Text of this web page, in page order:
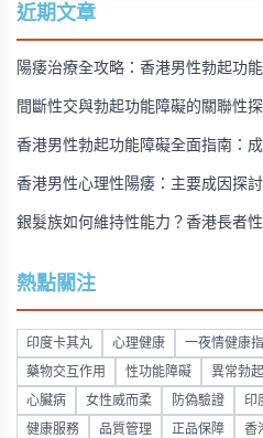
購買方法，並提供真實用戶經驗分
近期文章
陽痿治療全攻略：香港男性勃起功
間斷性交與勃起功能障礙的關聯性
香港男性勃起功能障礙全面指南：
香港男性心理性陽痿：主要成因探
銀髮族如何維持性能力？香港長者
熱點關注
印度卡其丸 心理健康 一夜情健康
藥物交互作用 性功能障礙 異常勃起
心臟病 女性威而柔 防偽驗證 印
健康服務 品質管理 正品保障 香